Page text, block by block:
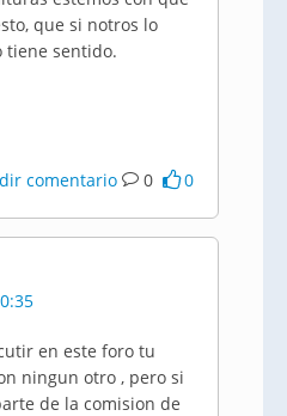
que si notros lo
tiene sentido.
comentario 0 0
en este foro tu
ningun otro , pero si
de la comision de